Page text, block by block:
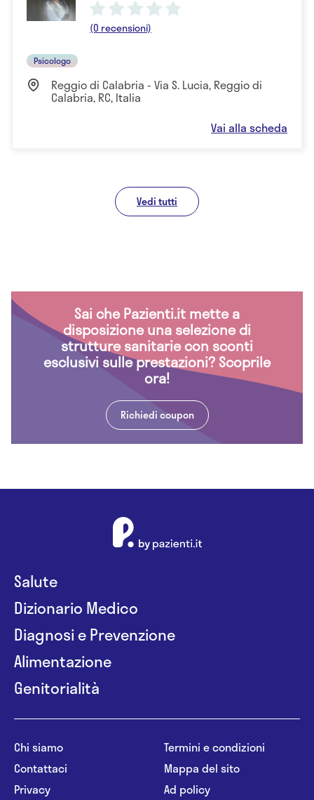
(0 recensioni)
Psicologo
Reggio di Calabria - Via S. Lucia, Reggio di
Calabria, RC, Italia
Vai alla scheda
Vedi tutti
Sai che Pazienti.it mette a
disposizione una selezione di
strutture sanitarie con sconti
esclusivi sulle prestazioni? Scoprile
ora!
Richiedi coupon
Salute
Dizionario Medico
Diagnosi e Prevenzione
Alimentazione
Genitorialità
Chi siamo
Contattaci
Privacy
Termini e condizioni
Mappa del sito
Ad policy